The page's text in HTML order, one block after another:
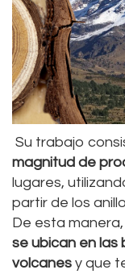
Su trabajo
magnitud de
lugares,
partir de los
De esta manera,
se ubican en las
volcanes y que